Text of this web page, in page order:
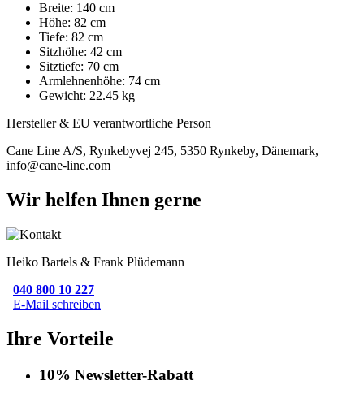
Breite: 140 cm
Höhe: 82 cm
Tiefe: 82 cm
Sitzhöhe: 42 cm
Sitztiefe: 70 cm
Armlehnenhöhe: 74 cm
Gewicht: 22.45 kg
Hersteller & EU verantwortliche Person
Cane Line A/S, Rynkebyvej 245, 5350 Rynkeby, Dänemark,
info@cane-line.com
Wir helfen Ihnen gerne
Heiko Bartels & Frank Plüdemann
040 800 10 227
E-Mail schreiben
Ihre Vorteile
10% Newsletter-Rabatt